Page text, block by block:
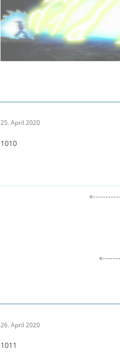
25. April 2020
1010
26. April 2020
1011